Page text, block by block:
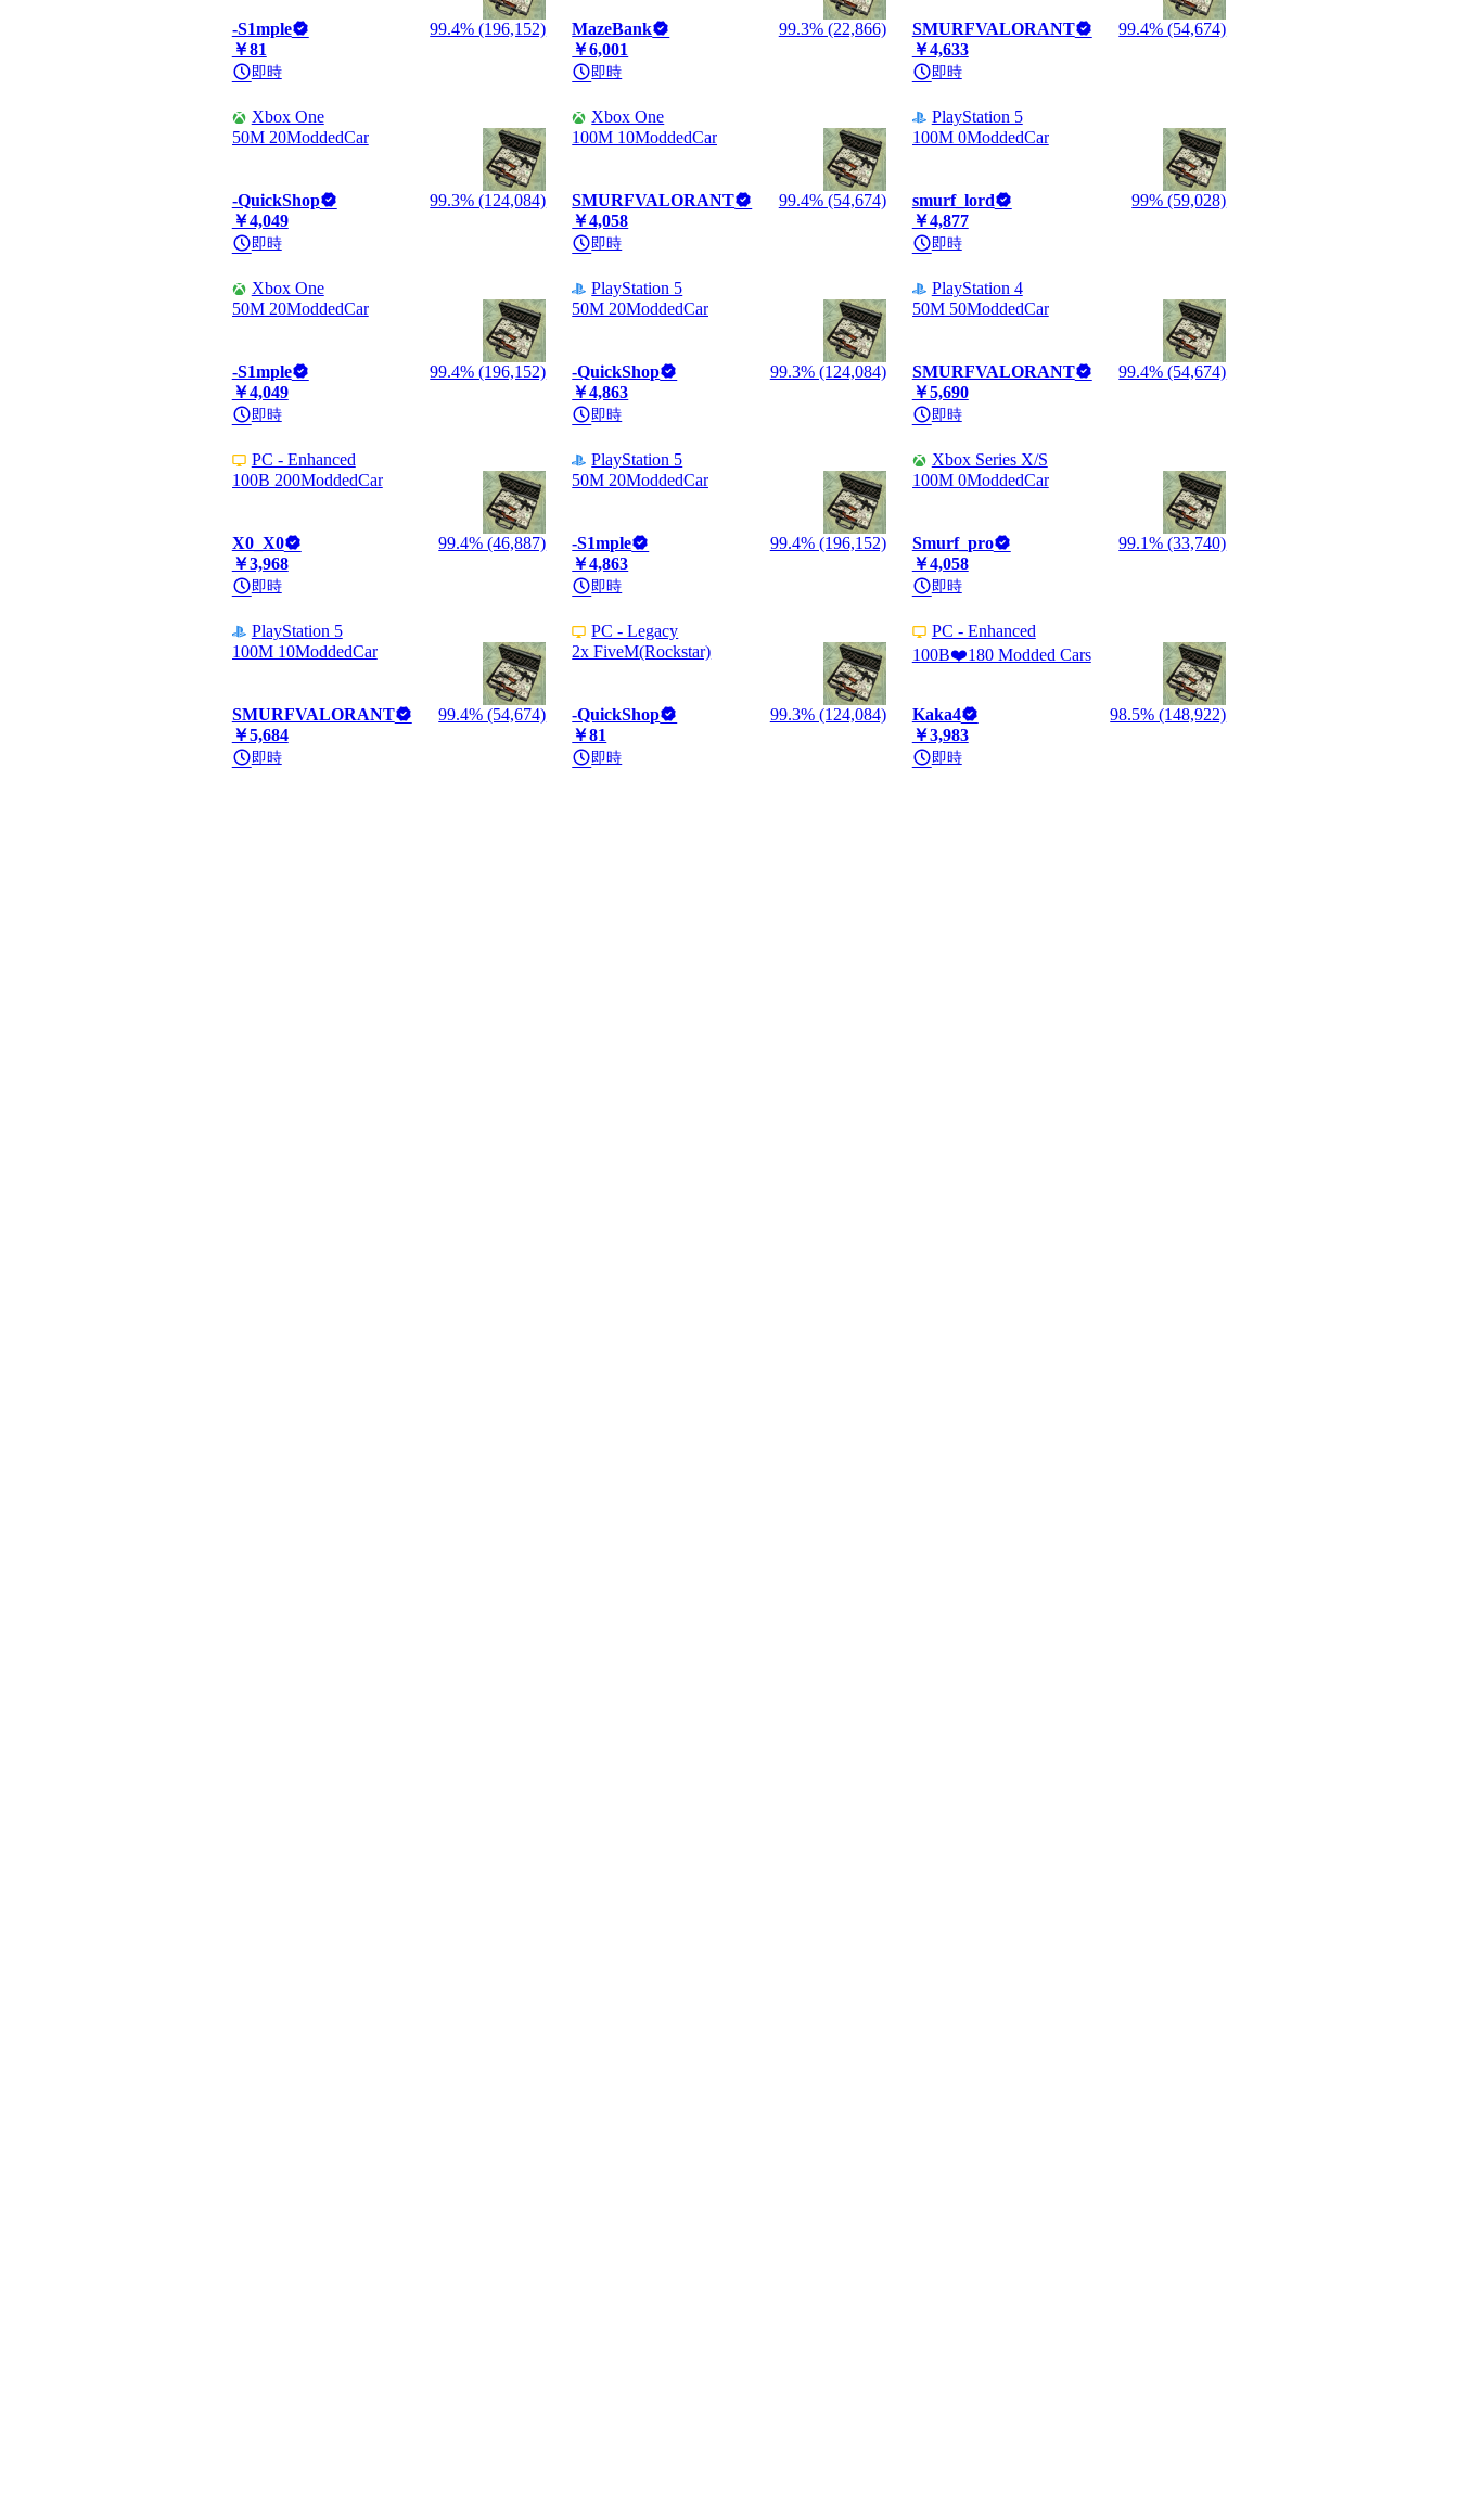
-S1mple
99.4% (196,152)
￥81
即時
MazeBank
99.3% (22,866)
￥6,001
即時
SMURFVALORANT
99.4% (54,674)
￥4,633
即時
Xbox One
50M 20ModdedCar
-QuickShop
99.3% (124,084)
￥4,049
即時
Xbox One
100M 10ModdedCar
SMURFVALORANT
99.4% (54,674)
￥4,058
即時
PlayStation 5
100M 0ModdedCar
smurf_lord
99% (59,028)
￥4,877
即時
Xbox One
50M 20ModdedCar
-S1mple
99.4% (196,152)
￥4,049
即時
PlayStation 5
50M 20ModdedCar
-QuickShop
99.3% (124,084)
￥4,863
即時
PlayStation 4
50M 50ModdedCar
SMURFVALORANT
99.4% (54,674)
￥5,690
即時
PC - Enhanced
100B 200ModdedCar
X0_X0
99.4% (46,887)
￥3,968
即時
PlayStation 5
50M 20ModdedCar
-S1mple
99.4% (196,152)
￥4,863
即時
Xbox Series X/S
100M 0ModdedCar
Smurf_pro
99.1% (33,740)
￥4,058
即時
PlayStation 5
100M 10ModdedCar
SMURFVALORANT
99.4% (54,674)
￥5,684
即時
PC - Legacy
2x FiveM(Rockstar)
-QuickShop
99.3% (124,084)
￥81
即時
PC - Enhanced
100B❤️180 Modded Cars
Kaka4
98.5% (148,922)
￥3,983
即時